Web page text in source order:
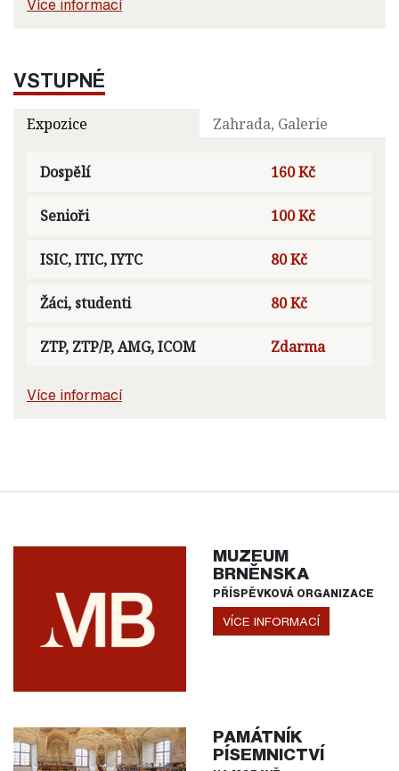
VSTUPNÉ
Expozice Zahrada, Galerie
Dospělí 160 Kč
Senioři 100 Kč
ISIC, ITIC, IYTC 80 Kč
Žáci, studenti 80 Kč
ZTP, ZTP/P, AMG, ICOM Zdarma
Více informací
MUZEUM
BRNĚNSKA
PŘÍSPĚVKOVÁ ORGANIZACE
VÍCE INFORMACÍ
PAMÁTNÍK
PÍSEMNICTVÍ